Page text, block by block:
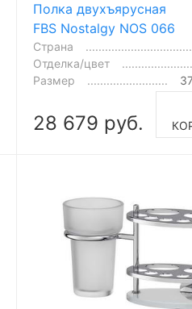
Полка двухъярусная
FBS Nostalgy NOS 066
Страна
Отделка/цвет
Размер
28 679 руб.